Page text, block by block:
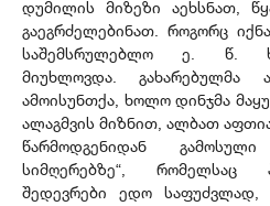
დუმილის მიზეზი აეხსნათ,
გაეგრძელებინათ. როგორც
საშემსრულებლო ე. წ.
მიუხლოვდა. გახარებულმა
ამოისუნთქა, ხოლო დინჯმა
ალაგმვის მიზნით, ალბათ
წარმოდგენიდან
სიმღერებზე“, რომელსაც
შედევრები ედო საფუძვლად,